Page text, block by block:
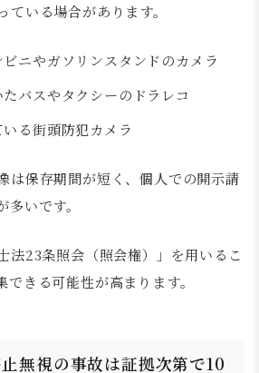
ている場合があります。
ニやガソリンスタンドのカメラ
バスやタクシーのドラレコ
る街頭防犯カメラ
は保存期間が短く、個人での開示請
いです。
法23条照会（照会権）」を用いるこ
できる可能性が高まります。
無視の事故は証拠次第で10